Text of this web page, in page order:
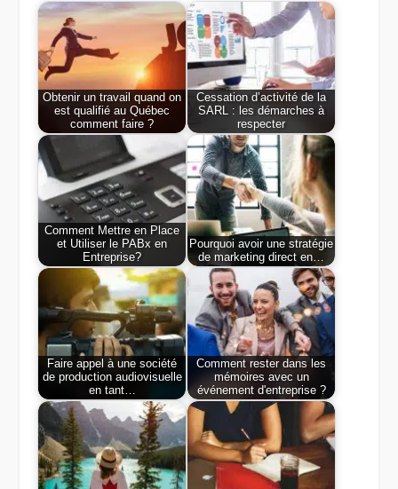
Obtenir un travail quand on
est qualifié au Québec
comment faire ?
Cessation d’activité de la
SARL : les démarches à
respecter
Comment Mettre en Place
et Utiliser le PABx en
Entreprise?
Pourquoi avoir une stratégie
de marketing direct en…
Faire appel à une société
de production audiovisuelle
en tant…
Comment rester dans les
mémoires avec un
événement d'entreprise ?